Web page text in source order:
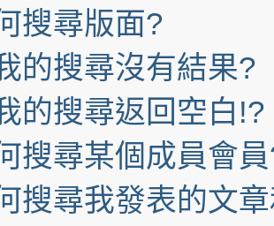
搜尋版面?
的搜尋沒有結果?
的搜尋返回空白!?
搜尋某個成員會
搜尋我發表的文